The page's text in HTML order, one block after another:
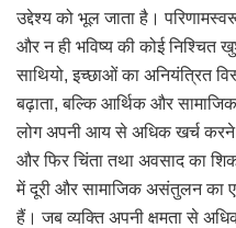
उद्देश्य को भूल जाता है।
और न ही भविष्य की कोई निश्चित
साथियो, इच्छाओं का अनियंत्रित
बढ़ाता, बल्कि आर्थिक और
लोग अपनी आय से अधिक खर्च
और फिर चिंता तथा अवसाद का
में दूरी और सामाजिक असंतुलन का
हैं। जब व्यक्ति अपनी क्षमता से